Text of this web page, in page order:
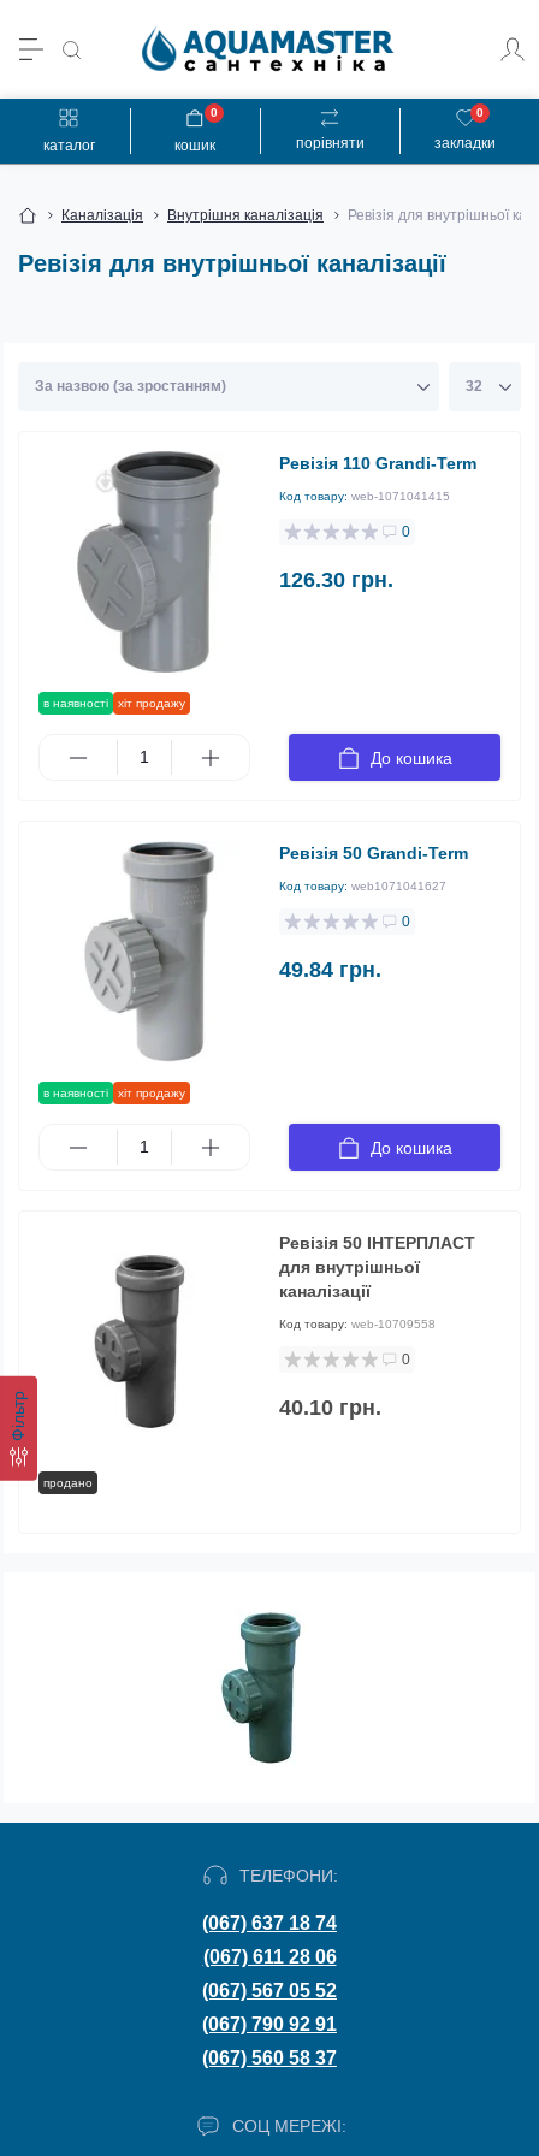
каталог порівняти закладки
0
кошик
0
Каналізація Внутрішня каналізація Ревізія для внутрішньої
Ревізія для внутрішньої каналізації
Фільтр
в наявності хіт продажу
Ревізія 110 Grandi-Term
Код товару: web-1071041415
0
126.30 грн.
До кошика
в наявності хіт продажу
Ревізія 50 Grandi-Term
Код товару: web1071041627
0
49.84 грн.
До кошика
продано
Ревізія 50 ІНТЕРПЛАСТ
для внутрішньої
каналізації
Код товару: web-10709558
0
40.10 грн.
ТЕЛЕФОНИ:
(067) 637 18 74
(067) 611 28 06
(067) 567 05 52
(067) 790 92 91
(067) 560 58 37
СОЦ МЕРЕЖІ: